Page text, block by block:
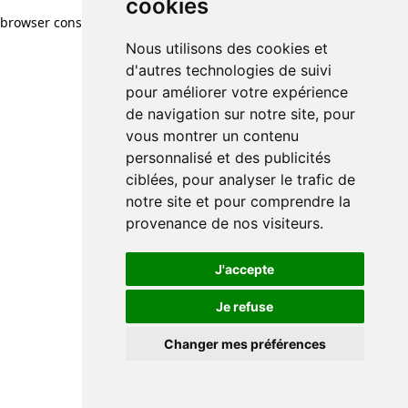
cookies
Nous utilisons des cookies et
d'autres technologies de suivi
pour améliorer votre expérience
de navigation sur notre site, pour
vous montrer un contenu
personnalisé et des publicités
ciblées, pour analyser le trafic de
notre site et pour comprendre la
provenance de nos visiteurs.
J'accepte
Je refuse
Changer mes préférences
browser console for more information)